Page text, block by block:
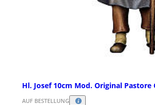
Hl. Josef 10cm Mod. Original
AUF BESTELLUNG